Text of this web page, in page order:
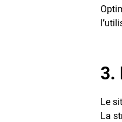
3.
Le
La